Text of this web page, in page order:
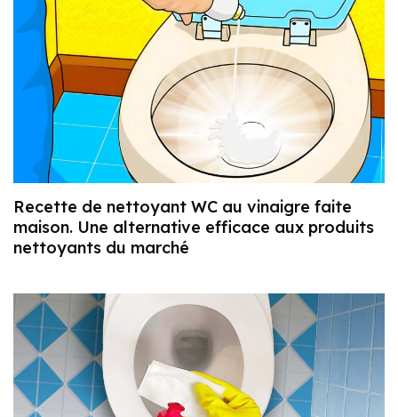
Recette de nettoyant WC au vinaigre faite
maison. Une alternative efficace aux produits
nettoyants du marché